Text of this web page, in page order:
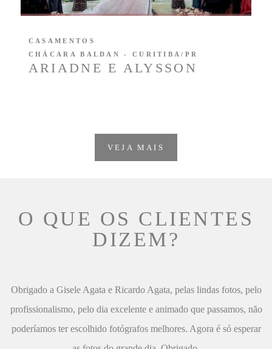
ARIADNE E ALYSSON
CASAMENTOS
CHÁCARA BALDAN - CURITIBA/PR
VEJA MAIS
O QUE OS CLIENTES
DIZEM?
Obrigado a Gisele Agata e Ricardo Agata, pelas lindas fotos, pelo
profissionalismo, pelo dia excelente e animado que passamos, não
poderíamos ter escolhido fotógrafos melhores. Agora é só esperar